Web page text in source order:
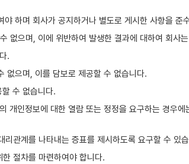
하며 회사가 공지하거나 별도로 게시한 사항을 준
없으며, 이에 위반하여 발생한 결과에 대하여 회사
.
없으며, 이를 담보로 제공할 수 없습니다.
수 없습니다.
인정보에 대한 열람 또는 정정을 요구하는 경우
관계를 나타내는 증표를 제시하도록 요구할 수 있
절차를 마련하여야 합니다.